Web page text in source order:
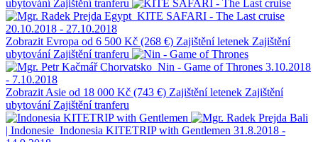
ubytování Zajištění tranferu
Egypt KITE SAFARI - The Last cruise
20.10.2018 - 27.10.2018
Zobrazit Evropa od 6 500 Kč (268 €) Zajištění letenek Zajištění
ubytování Zajištění tranferu
Chorvatsko Nin - Game of Thrones 3.10.2018
- 7.10.2018
Zobrazit Asie od 18 000 Kč (743 €) Zajištění letenek Zajištění
ubytování Zajištění tranferu
Bali
| Indonesie Indonesia KITETRIP with Gentlemen 31.8.2018 -